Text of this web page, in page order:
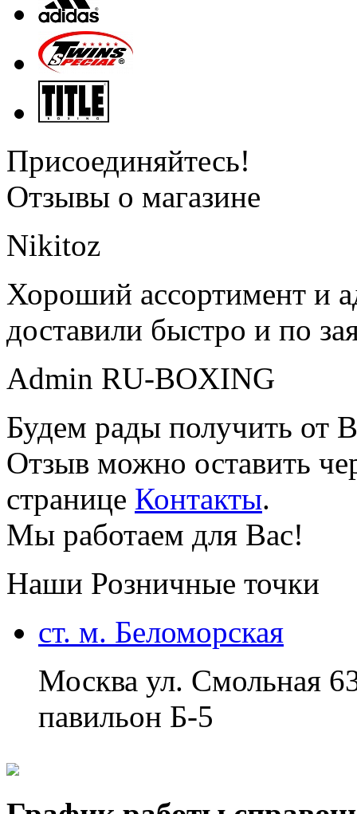
Присоединяйтесь!
Отзывы о магазине
Nikitoz
Хороший ассортимент и
доставили быстро и по
Admin RU-BOXING
Будем рады получить от
Отзыв можно оставить
странице Контакты.
Мы работаем для Вас!
Наши Розничные точки
ст. м. Беломорская
Москва ул. Смольная
павильон Б-5